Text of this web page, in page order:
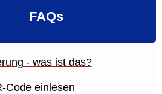
FAQs
- was ist das?
Code einlesen